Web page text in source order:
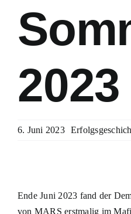
2023
6. Juni 2023
Ende Juni 2023 fand der
von MARS erstmalig im